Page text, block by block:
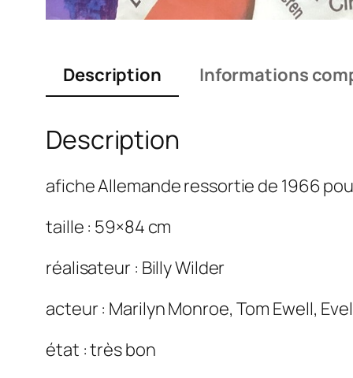
Description Informations
Description
afiche Allemande ressortie de 1966
taille : 59×84 cm
réalisateur : Billy Wilder
acteur : Marilyn Monroe, Tom Ewell,
état : très bon